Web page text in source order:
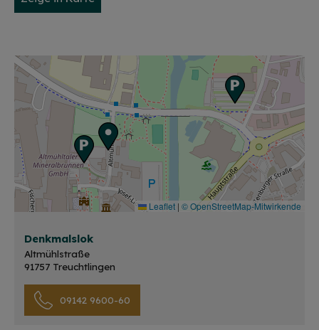
Leaflet | © OpenStreetMap-Mitwirkende
Denkmalslok
Altmühlstraße
91757 Treuchtlingen
09142 9600-60